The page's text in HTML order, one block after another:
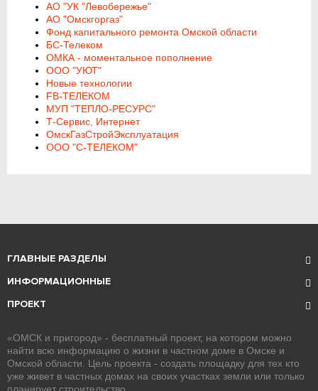
АО "УК "Левобережье"
АО "Омскгоргаз"
Фонд капитального ремонта Омской области
БС-Телеком
ОМКА - моментальное пополнение
ООО "УЮТ"
Новые технологии
FB-ТЕЛЕКОМ
МУП "ТЕПЛО-РЕСУРС"
Т-Сервис, Интернет
ОмскГазСтройЭксплуатация
ООО "С-ТЕЛЕКОМ"
ГЛАВНЫЕ РАЗДЕЛЫ
ИНФОРМАЦИОННЫЕ
ПРОЕКТ
«ОМСК и пригород» - бесплатный проект, на котором можно
найти всю информацию о жизни в частном доме в Омске и
Омской области. Цель проекта - создать площадку для тех кто
уже живет в частных домах на своих участках земли или только